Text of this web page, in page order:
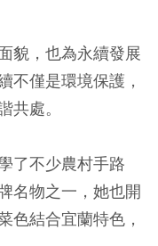
貌，也為永續發展
不僅是環境保護，
共處。
了不少農村手路
名物之一，她也開
色結合宜蘭特色，